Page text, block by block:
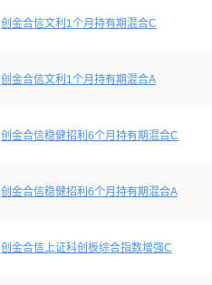
创金合信文利1个月持有期混合C
创金合信文利1个月持有期混合A
创金合信稳健招利6个月持有期混合C
创金合信稳健招利6个月持有期混合A
创金合信上证科创板综合指数增强C